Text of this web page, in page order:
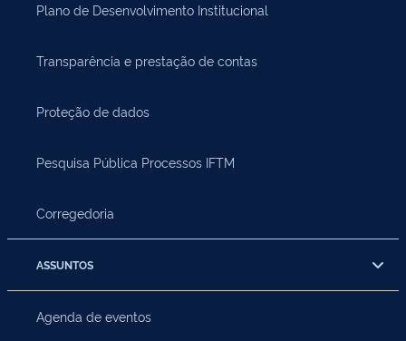
Plano de Desenvolvimento Institucional
Transparência e prestação de contas
Proteção de dados
Pesquisa Pública Processos IFTM
Corregedoria
ASSUNTOS
Agenda de eventos